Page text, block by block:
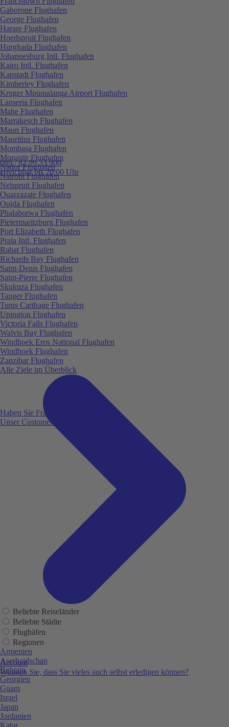
089 / 82 99 33 900
erreichbar bis 20:00 Uhr
Haben Sie Fragen?
Unser Customer Service ist für Sie da!
Account
Wussten Sie, dass Sie vieles auch selbst erledigen können?
Gaborone Flughafen
George Flughafen
Harare Flughafen
Hoedspruit Flughafen
Hurghada Flughafen
Johannesburg Intl. Flughafen
Kairo Intl. Flughafen
Kapstadt Flughafen
Kimberley Flughafen
Kruger Mpumalanga Airport Flughafen
Lanseria Flughafen
Mahe Flughafen
Marrakesch Flughafen
Maun Flughafen
Mauritius Flughafen
Mombasa Flughafen
Monastir Flughafen
Nador Flughafen
Nairobi Flughafen
Nelspruit Flughafen
Ouarzazate Flughafen
Oujda Flughafen
Phalaborwa Flughafen
Pietermaritzburg Flughafen
Port Elizabeth Flughafen
Praia Intl. Flughafen
Rabat Flughafen
Richards Bay Flughafen
Saint-Denis Flughafen
Saint-Pierre Flughafen
Skukuza Flughafen
Tanger Flughafen
Tunis Carthage Flughafen
Upington Flughafen
Victoria Falls Flughafen
Walvis Bay Flughafen
Windhoek Eros National Flughafen
Windhoek Flughafen
Zanzibar Flughafen
Alle Ziele im Überblick
Beliebte Reiseländer
Beliebte Städte
Flughäfen
Regionen
Armenien
Aserbaidschan
Bahrain
Georgien
Guam
Israel
Japan
Jordanien
Katar